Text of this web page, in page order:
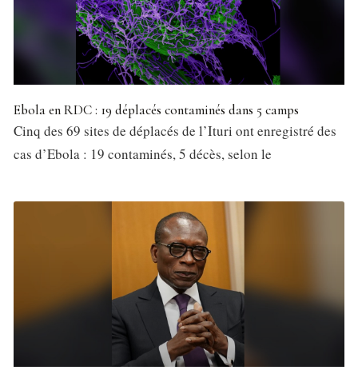
Ebola en RDC : 19 déplacés contaminés dans 5 camps
Cinq des 69 sites de déplacés de l’Ituri ont enregistré des
cas d’Ebola : 19 contaminés, 5 décès, selon le